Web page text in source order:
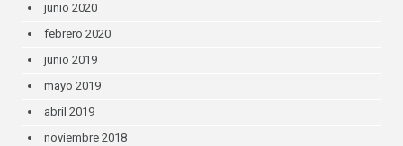
junio 2020
febrero 2020
junio 2019
mayo 2019
abril 2019
noviembre 2018